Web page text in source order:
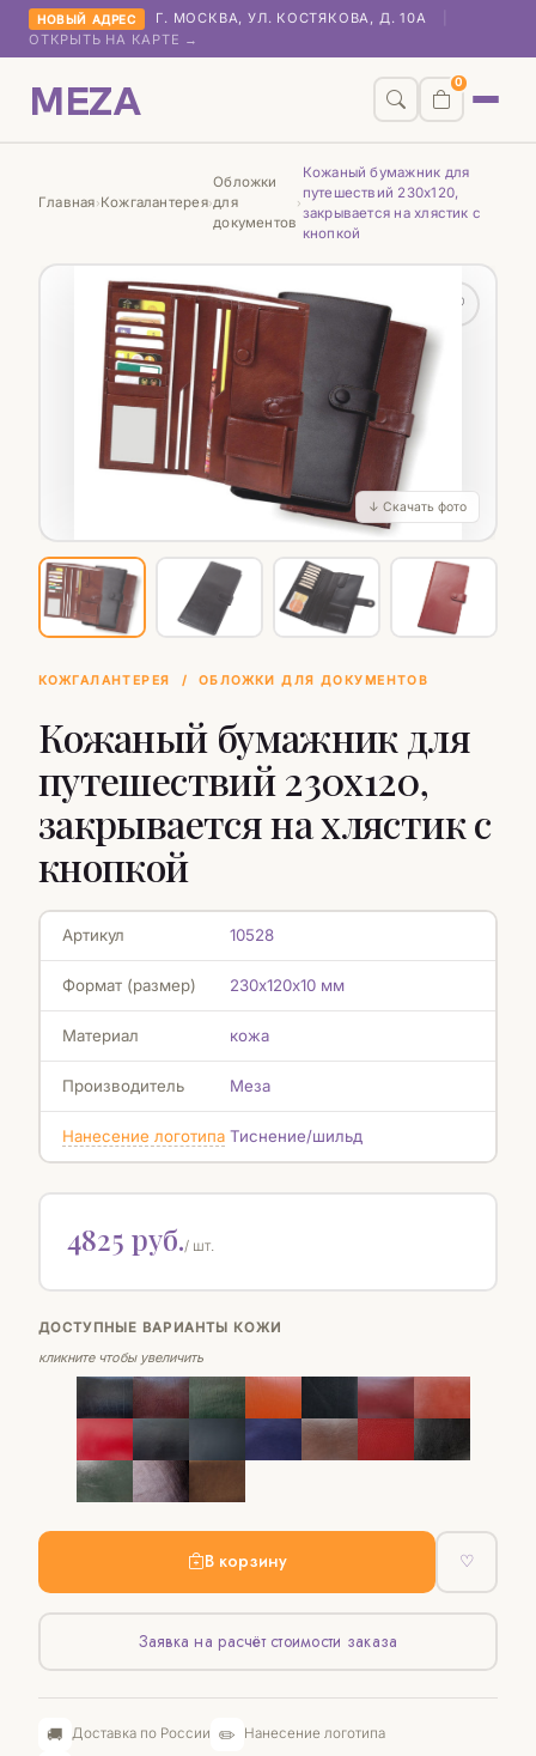
НОВЫЙ АДРЕС Г. МОСКВА, УЛ. КОСТЯКОВА, Д. 10А
ОТКРЫТЬ НА КАРТЕ →
MEZA 0
Главная›Кожгалантерея›
Обложки
для
документов
›
Кожаный бумажник для
путешествий 230х120,
закрывается на хлястик с
кнопкой
♡
↓ Скачать фото
КОЖГАЛАНТЕРЕЯ / ОБЛОЖКИ ДЛЯ ДОКУМЕНТОВ
Кожаный бумажник для
путешествий 230х120,
закрывается на хлястик с
кнопкой
Артикул 10528
Формат (размер) 230х120х10 мм
Материал кожа
Производитель Меза
Нанесение логотипа Тиснение/шильд
4825 руб./ шт.
ДОСТУПНЫЕ ВАРИАНТЫ КОЖИ
кликните чтобы увеличить
В корзину ♡
Заявка на расчёт стоимости заказа
🚚 Доставка по России ✏️ Нанесение логотипа